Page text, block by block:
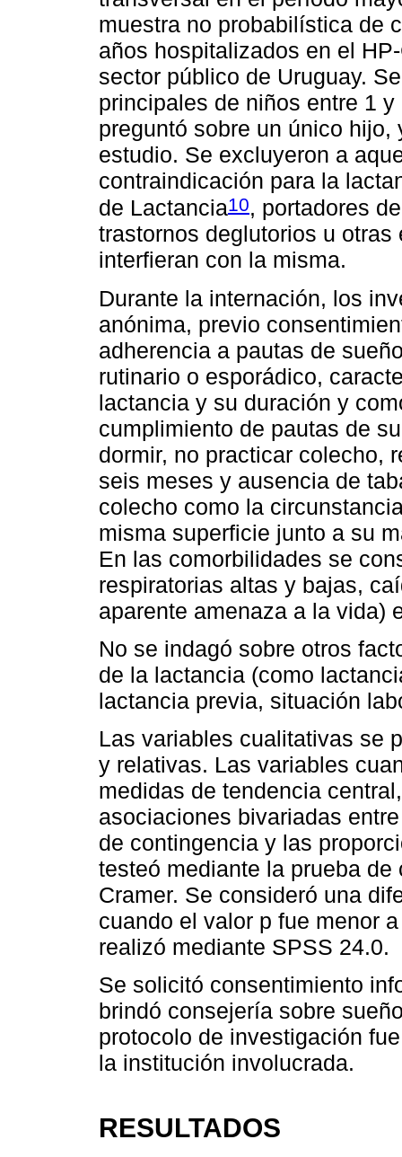
muestra no probabilística de
años hospitalizados en el
sector público de Uruguay.
principales de niños entre 1
preguntó sobre un único
estudio. Se excluyeron a
contraindicación para la
de Lactancia10, portadores
trastornos deglutorios u
interfieran con la misma.
Durante la internación, los
anónima, previo
adherencia a pautas de
rutinario o esporádico,
lactancia y su duración y
cumplimiento de pautas de
dormir, no practicar colecho,
seis meses y ausencia de
colecho como la
misma superficie junto a su
En las comorbilidades se
respiratorias altas y bajas,
aparente amenaza a la vida)
No se indagó sobre otros
de la lactancia (como
lactancia previa, situación
Las variables cualitativas se
y relativas. Las variables
medidas de tendencia
asociaciones bivariadas
de contingencia y las
testeó mediante la prueba
Cramer. Se consideró una
cuando el valor p fue menor
realizó mediante SPSS 24.0.
Se solicitó consentimiento
brindó consejería sobre
protocolo de investigación
la institución involucrada.
RESULTADOS